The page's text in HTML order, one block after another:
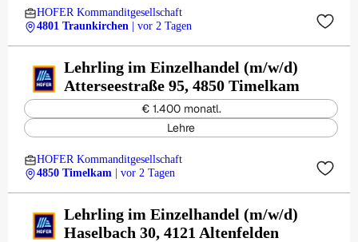
HOFER Kommanditgesellschaft
4801 Traunkirchen
| vor 2 Tagen
Lehrling im Einzelhandel (m/w/d)
Atterseestraße 95, 4850 Timelkam
€ 1.400 monatl.
Lehre
HOFER Kommanditgesellschaft
4850 Timelkam
| vor 2 Tagen
Lehrling im Einzelhandel (m/w/d)
Haselbach 30, 4121 Altenfelden